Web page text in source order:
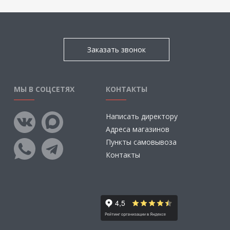
Заказать звонок
МЫ В СОЦСЕТЯХ КОНТАКТЫ
Написать директору
Адреса магазинов
Пункты самовывоза
Контакты